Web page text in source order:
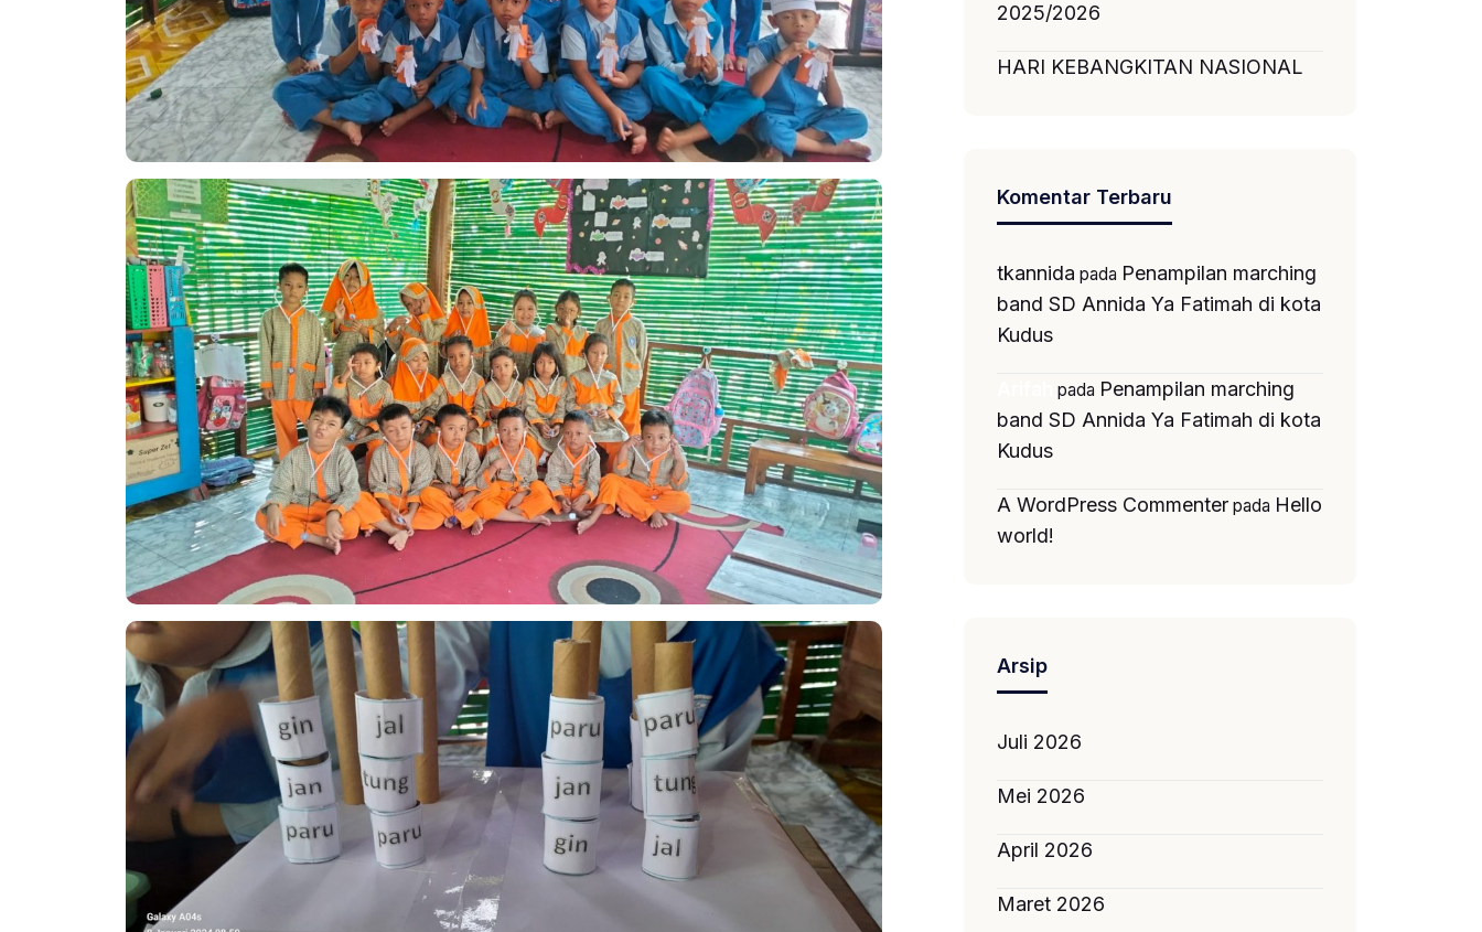
2025/2026
HARI KEBANGKITAN NASIONAL
Komentar Terbaru
tkannida pada Penampilan marching
band SD Annida Ya Fatimah di kota
Kudus
pada Penampilan marching
band SD Annida Ya Fatimah di kota
Kudus
A WordPress Commenter pada Hello
world!
Arsip
Juli 2026
Mei 2026
April 2026
Maret 2026